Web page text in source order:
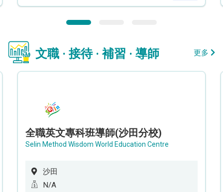
文職 · 接待 · 補習 · 導師 更多
全職英文專科班導師(沙田分校)
Selin Method Wisdom World Education Centre
沙田
N/A